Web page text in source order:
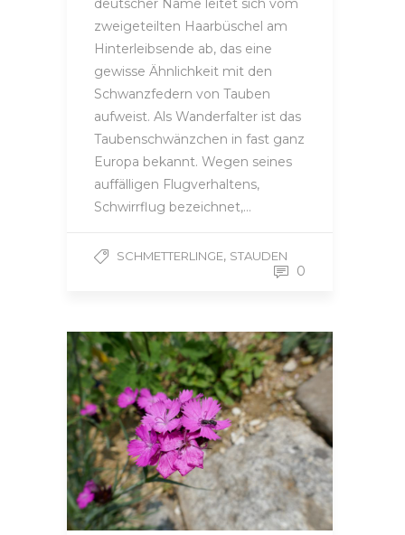
deutscher Name leitet sich vom
zweigeteilten Haarbüschel am
Hinterleibsende ab, das eine
gewisse Ähnlichkeit mit den
Schwanzfedern von Tauben
aufweist. Als Wanderfalter ist das
Taubenschwänzchen in fast ganz
Europa bekannt. Wegen seines
auffälligen Flugverhaltens,
Schwirrflug bezeichnet,…
SCHMETTERLINGE, STAUDEN
0